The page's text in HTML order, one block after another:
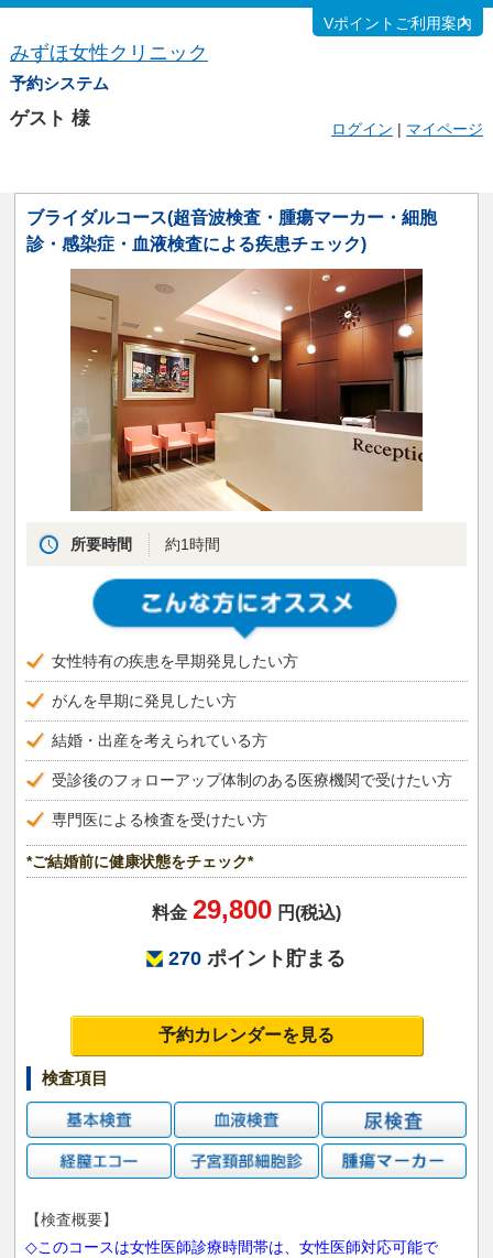
みずほ女性クリニック
予約システム
Vポイントご利用案内
ゲスト 様 ログイン | マイページ
ブライダルコース(超音波検査・腫瘍マーカー・細胞
診・感染症・血液検査による疾患チェック)
所要時間 約1時間
女性特有の疾患を早期発見したい方
がんを早期に発見したい方
結婚・出産を考えられている方
受診後のフォローアップ体制のある医療機関で受けたい方
専門医による検査を受けたい方
*ご結婚前に健康状態をチェック*
料金 29,800 円(税込)
270ポイント貯まる
予約カレンダーを見る
検査項目
【検査概要】
◇このコースは女性医師診療時間帯は、女性医師対応可能で